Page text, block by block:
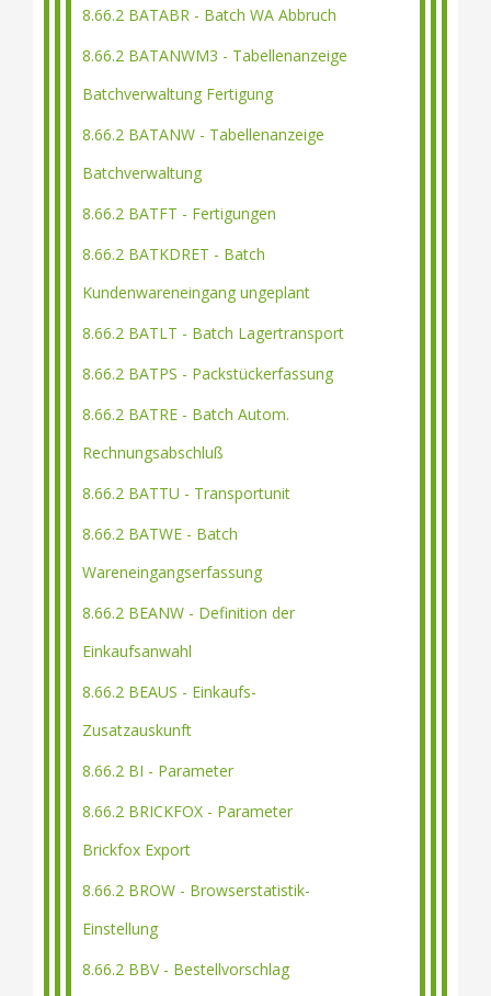
8.66.2 BATABR - Batch WA Abbruch
8.66.2 BATANWM3 - Tabellenanzeige
Batchverwaltung Fertigung
8.66.2 BATANW - Tabellenanzeige
Batchverwaltung
8.66.2 BATFT - Fertigungen
8.66.2 BATKDRET - Batch
Kundenwareneingang ungeplant
8.66.2 BATLT - Batch Lagertransport
8.66.2 BATPS - Packstückerfassung
8.66.2 BATRE - Batch Autom.
Rechnungsabschluß
8.66.2 BATTU - Transportunit
8.66.2 BATWE - Batch
Wareneingangserfassung
8.66.2 BEANW - Definition der
Einkaufsanwahl
8.66.2 BEAUS - Einkaufs-
Zusatzauskunft
8.66.2 BI - Parameter
8.66.2 BRICKFOX - Parameter
Brickfox Export
8.66.2 BROW - Browserstatistik-
Einstellung
8.66.2 BBV - Bestellvorschlag